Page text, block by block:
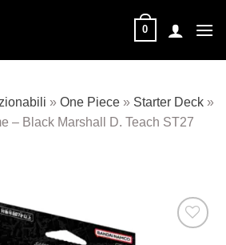
0
» One Piece » Starter Deck »
– Black Marshall D. Teach ST27